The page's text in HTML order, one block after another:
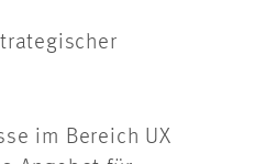
im Bereich UX